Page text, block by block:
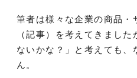
筆者は様々な企業の商品・
（記事）を考えてきまし
ないかな？」と考えても、
ん。